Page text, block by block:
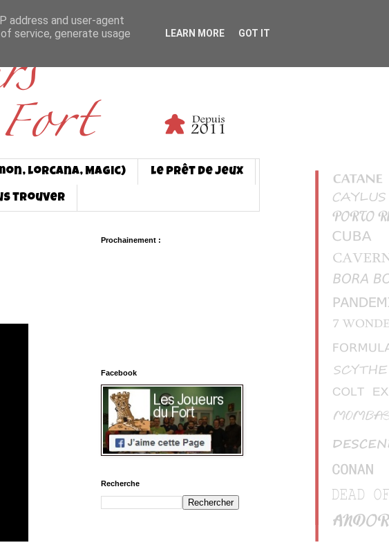
Lorcana, Magic) Le prêt de jeux
trouver
Prochainement :
Facebook
Recherche
address and user-agent
service, generate usage
LEARN MORE GOT IT